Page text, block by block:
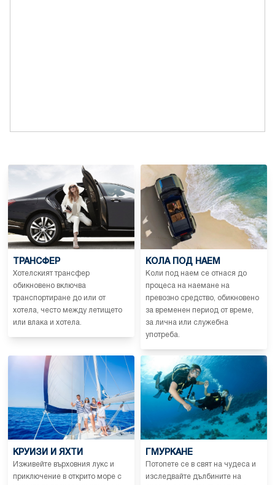
ТРАНСФЕР
Хотелският трансфер
обикновено включва
транспортиране до или от
хотела, често между летището
или влака и хотела.
КОЛА ПОД НАЕМ
Коли под наем се отнася до
процеса на наемане на
превозно средство, обикновено
за временен период от време,
за лична или служебна
употреба.
КРУИЗИ И ЯХТИ
Изживейте върховния лукс и
приключение в открито море с
ГМУРКАНЕ
Потопете се в свят на чудеса и
изследвайте дълбините на